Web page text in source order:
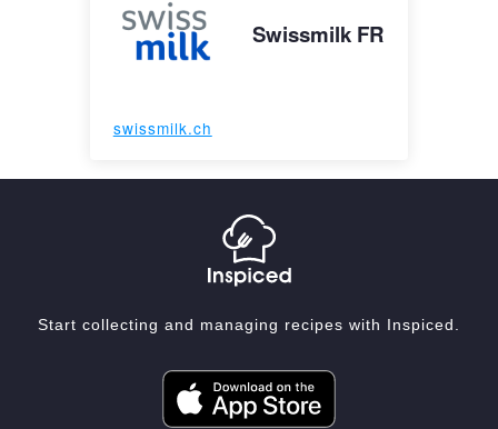
Swissmilk FR
swissmilk.ch
Start collecting and managing recipes with Inspiced.